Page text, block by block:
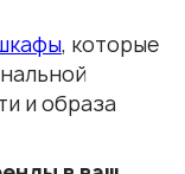
, которые
и образа